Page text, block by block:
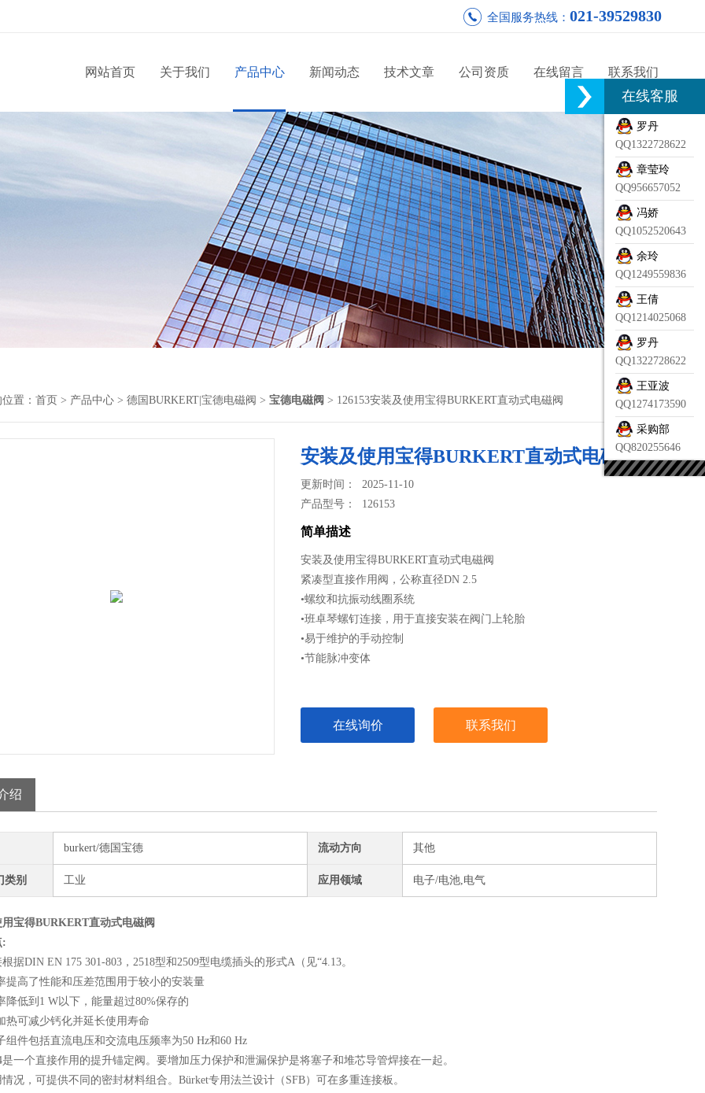
全国服务热线： 021-39529830
网站首页 关于我们 产品中心 新闻动态 技术文章 公司资质 在线留言 联系我们
置： 首页 > 产品中心 > 德国BURKERT|宝德电磁阀 > 宝德电磁阀 > 126153安装及使用宝得BURKERT直动式电磁阀
安装及使用宝得BURKERT直动式电磁阀
更新时间： 2025-11-10
产品型号： 126153
简单描述
安装及使用宝得BURKERT直动式电磁阀
紧凑型直接作用阀，公称直径DN 2.5
•螺纹和抗振动线圈系统
•班卓琴螺钉连接，用于直接安装在阀门上轮胎
•易于维护的手动控制
•节能脉冲变体
在线询价 联系我们
绍
burkert/德国宝德 流动方向 其他
类别 工业 应用领域 电子/电池,电气
宝得BURKERT直动式电磁阀
:
据DIN EN 175 301-803，2518型和2509型电缆插头的形式A（见“4.13。
提高了性能和压差范围用于较小的安装量
降低到1 W以下，能量超过80%保存的
热可减少钙化并延长使用寿命
组件包括直流电压和交流电压频率为50 Hz和60 Hz
是一个直接作用的提升锚定阀。要增加压力保护和泄漏保护是将塞子和堆芯导管焊接在一起。
况，可提供不同的密封材料组合。Bürket专用法兰设计（SFB）可在多重连接板。
在线客服
罗丹
QQ1322728622
章莹玲
QQ956657052
冯娇
QQ1052520643
余玲
QQ1249559836
王倩
QQ1214025068
罗丹
QQ1322728622
王亚波
QQ1274173590
采购部
QQ820255646